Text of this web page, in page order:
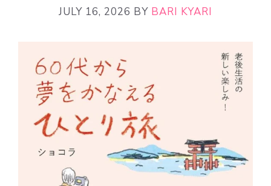
JULY 16, 2026 BY BARI KYARI